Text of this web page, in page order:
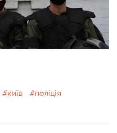
київ поліція